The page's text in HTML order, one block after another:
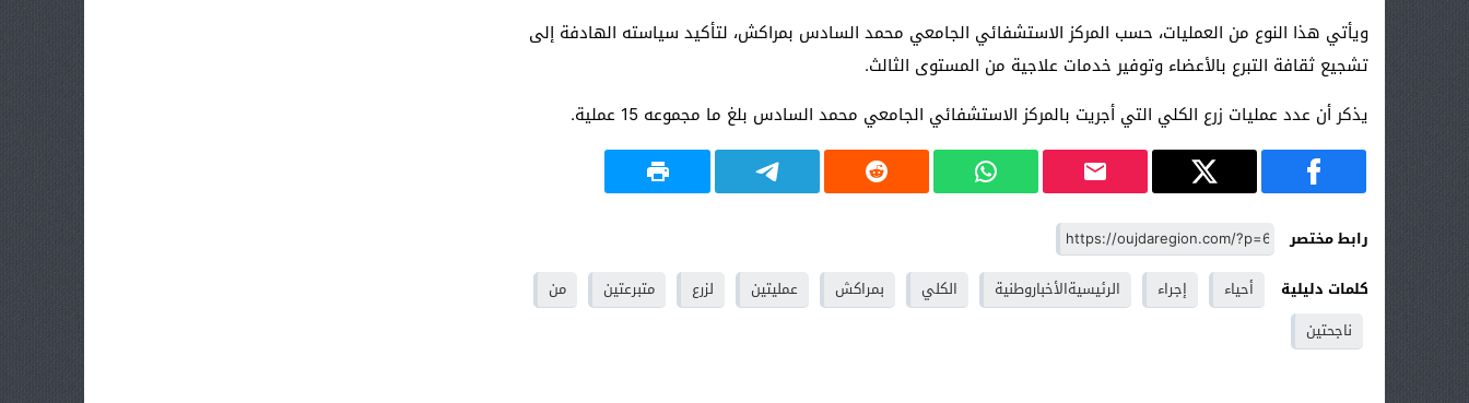
ويأتي هذا النوع من العمليات، حسب المركز الاستشفائي الجامعي محمد السادس بمراكش، لتأكيد سياسته الهادفة إلى
تشجيع ثقافة التبرع بالأعضاء وتوفير خدمات علاجية من المستوى الثالث.
يذكر أن عدد عمليات زرع الكلي التي أجريت بالمركز الاستشفائي الجامعي محمد السادس بلغ ما مجموعه 15 عملية.
رابط مختصر
كلمات دليلية
أحياء إجراء الرئيسيةالأخباروطنية الكلي بمراكش عمليتين لزرع متبرعتين
من
ناجحتين